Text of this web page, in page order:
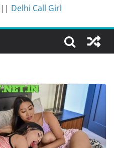
|| Delhi Call Girl